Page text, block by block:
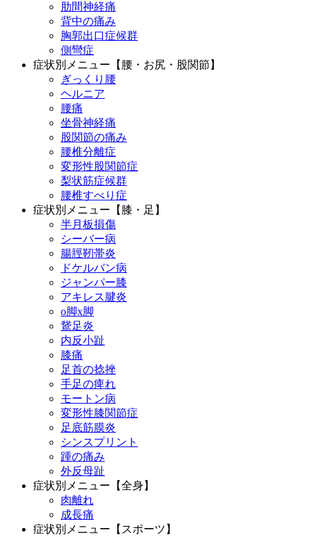
肋間神経痛
背中の痛み
胸郭出口症候群
側彎症
症状別メニュー【腰・お尻・股関節】
ぎっくり腰
ヘルニア
腰痛
坐骨神経痛
股関節の痛み
腰椎分離症
変形性股関節症
梨状筋症候群
腰椎すべり症
症状別メニュー【膝・足】
半月板損傷
シーバー病
腸脛靭帯炎
ドケルバン病
ジャンパー膝
アキレス腱炎
o脚x脚
鵞足炎
内反小趾
膝痛
足首の捻挫
手足の痺れ
モートン病
変形性膝関節症
足底筋膜炎
シンスプリント
踵の痛み
外反母趾
症状別メニュー【全身】
肉離れ
成長痛
症状別メニュー【スポーツ】